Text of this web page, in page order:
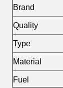
Brand
Quality
Type
Material
Fuel